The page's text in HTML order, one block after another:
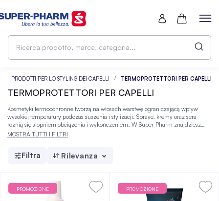
PRODOTTI PER LO STYLING DEI CAPELLI TERMOPROTETTORI PER CAPELLI
TERMOPROTETTORI PER CAPELLI
Kosmetyki termoochronne tworzą na włosach warstwę ograniczającą wpływ
wysokiej temperatury podczas suszenia i stylizacji. Spraye, kremy oraz sera
różnią się stopniem obciążenia i wykończeniem. W Super-Pharm znajdziesz
produkty do włosów różniące się mocą utrwalenia, konsystencją i efektem na
MOSTRA TUTTI I FILTRI
Filtra Rilevanza
PROMOZIONE PROMOZIONE